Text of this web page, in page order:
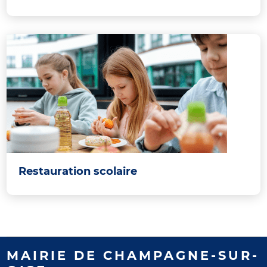
Restauration scolaire
MAIRIE DE CHAMPAGNE-SUR-